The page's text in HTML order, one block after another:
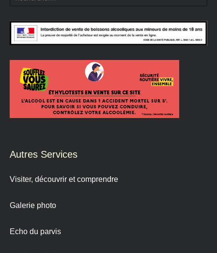
Autres Services
Visiter, découvrir et comprendre
Galerie photo
Echo du parvis